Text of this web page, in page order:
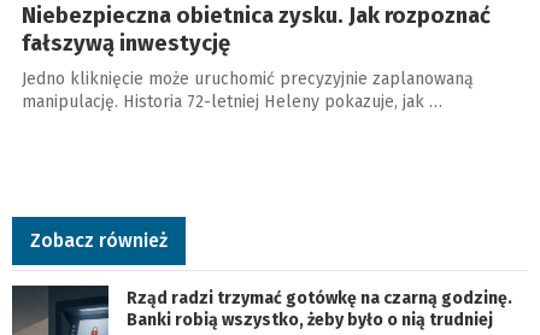
Niebezpieczna obietnica zysku. Jak rozpoznać
fałszywą inwestycję
Jedno kliknięcie może uruchomić precyzyjnie zaplanowaną
manipulację. Historia 72-letniej Heleny pokazuje, jak …
Zobacz również
Rząd radzi trzymać gotówkę na czarną godzinę.
Banki robią wszystko, żeby było o nią trudniej